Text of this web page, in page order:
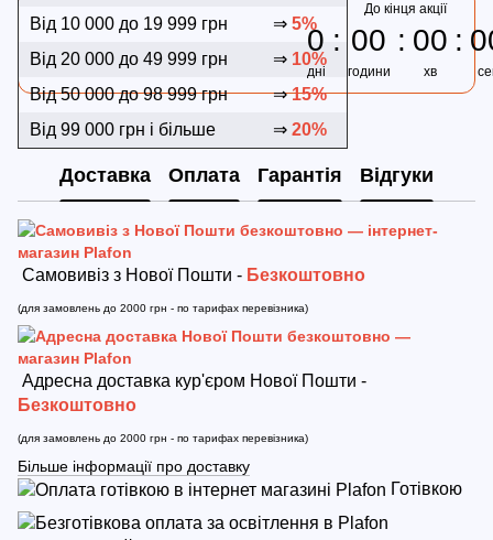
Від 10 000 до 19 999 грн
⇒ 5%
Від 20 000 до 49 999 грн
⇒ 10%
Від 50 000 до 98 999 грн
⇒15%
Від 99 000 грн і більше
⇒ 20%
До кінця акції
0
дні
00
години
00
хв
Доставка Оплата Гарантія Відгуки
Самовивіз з Нової Пошти - Безкоштовно
(для замовлень до 2000 грн - по тарифах перевізника)
Адресна доставка кур'єром Нової Пошти -
Безкоштовно
(для замовлень до 2000 грн - по тарифах перевізника)
Більше інформації про доставку
Готівкою